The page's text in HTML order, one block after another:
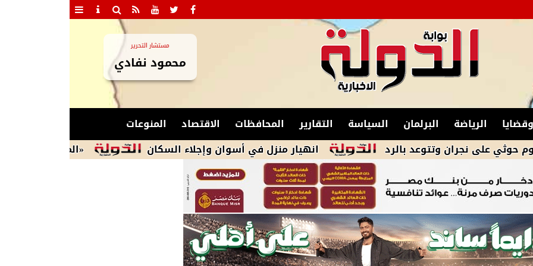
مستشار التحرير
محمود نفادي
الرياضة البرلمان السياسة التقارير المحافظات الاقتصاد
المنوعات
«المتحدة للرياضة» تحصل
انهيار منزل في أسوان وإجلاء السكان